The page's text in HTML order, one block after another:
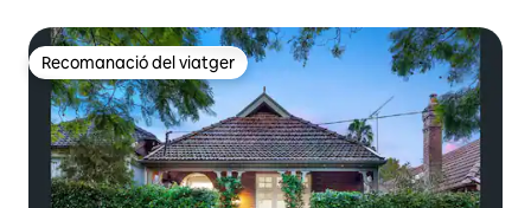
Recomanació del viatger
Recomanació del viatger